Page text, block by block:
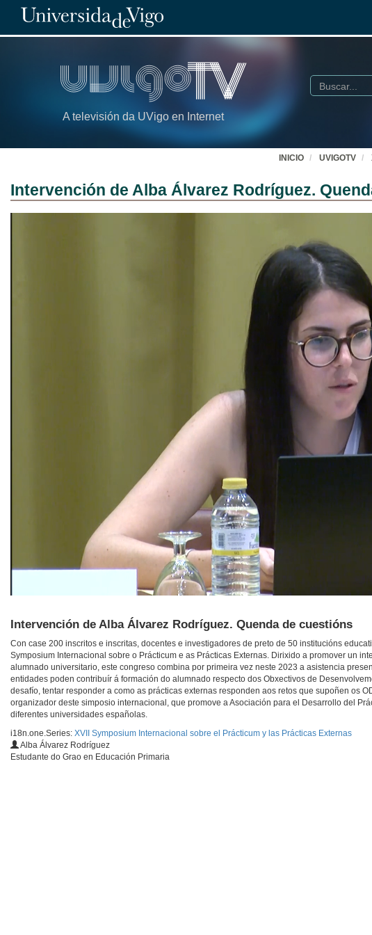
A televisión da UVigo en Internet
Buscar
INICIO UVIGOTV
Intervención de Alba Álvarez Rodríguez.
Intervención de Alba Álvarez Rodríguez. Quenda de cuestións
Con case 200 inscritos e inscritas, docentes e investigadores de preto de 50 institucións
Symposium Internacional sobre o Prácticum e as Prácticas Externas. Dirixido a promover un
alumnado universitario, este congreso combina por primeira vez neste 2023 a asistencia
entidades poden contribuír á formación do alumnado respecto dos Obxectivos de
desafío, tentar responder a como as prácticas externas responden aos retos que supoñen os
organizador deste simposio internacional, que promove a Asociación para el Desarrollo del
diferentes universidades españolas.
i18n.one.Series: XVII Symposium Internacional sobre el Prácticum y las Prácticas Externas
Alba Álvarez Rodríguez
Estudante do Grao en Educación Primaria